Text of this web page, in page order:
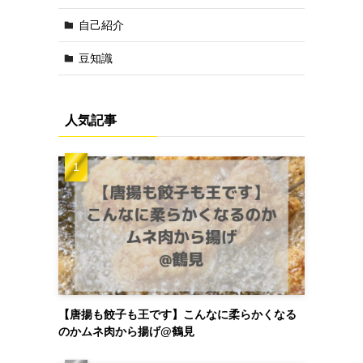
自己紹介
豆知識
人気記事
【唐揚も餃子も王です】こんなに柔らかくなる
のかムネ肉から揚げ@鶴見